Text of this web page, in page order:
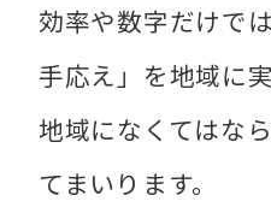
効率や数字だけで
手応え」を地域に実
地域になくてはな
てまいります。